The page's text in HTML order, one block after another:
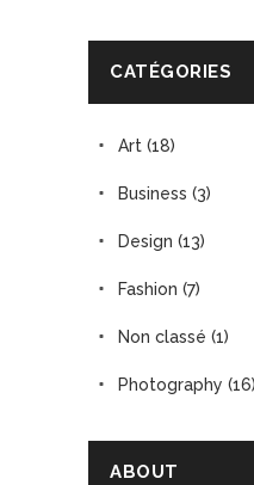
CATÉGORIES
Art (18)
Business (3)
Design (13)
Fashion (7)
Non classé (1)
Photography (16)
ABOUT